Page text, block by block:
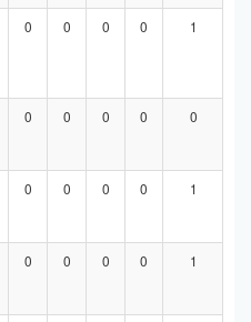
0 0 0 0 1
0 0 0 0 0
0 0 0 0 1
0 0 0 0 1